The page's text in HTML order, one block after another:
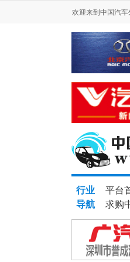
欢迎来到中国汽
行业
导航
平台
求购